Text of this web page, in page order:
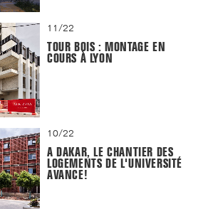
11/22
TOUR BOIS : MONTAGE EN
COURS À LYON
10/22
A DAKAR, LE CHANTIER DES
LOGEMENTS DE L'UNIVERSITÉ
AVANCE!